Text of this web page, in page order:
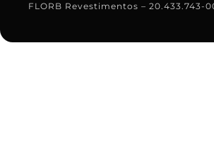
FLORB Revestimentos – 20.433.743-